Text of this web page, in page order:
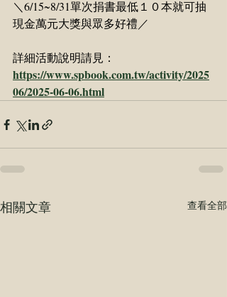
＼6/15~8/31單次捐書最低１０本就可抽
現金萬元大獎與眾多好禮／
詳細活動說明請見：
https://www.spbook.com.tw/activity/2025
06/2025-06-06.html
相關文章 查看全部